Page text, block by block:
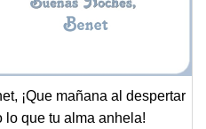
¡Que mañana al despertar
lo que tu alma anhela!